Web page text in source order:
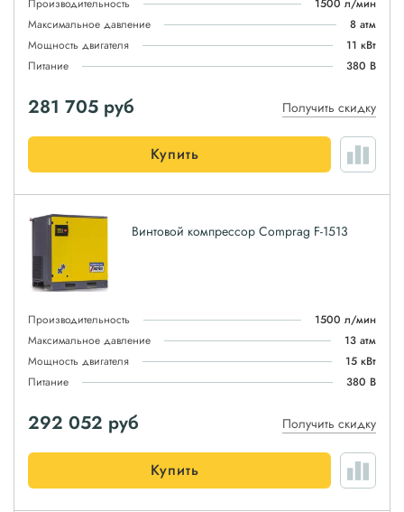
Производительность
1500 л/мин
Максимальное давление
8 атм
Мощность двигателя
11 кВт
Питание
380 В
281 705 руб Получить скидку
Купить
Винтовой компрессор Comprag F-1513
Производительность
1500 л/мин
Максимальное давление
13 атм
Мощность двигателя
15 кВт
Питание
380 В
292 052 руб Получить скидку
Купить